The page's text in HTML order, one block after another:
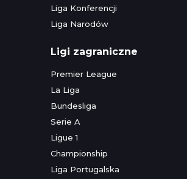
Liga Konferencji
Liga Narodów
Ligi zagraniczne
Premier League
La Liga
Bundesliga
Serie A
Ligue 1
Championship
Liga Portugalska